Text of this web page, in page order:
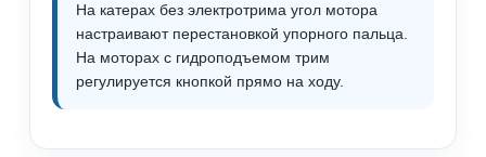
На катерах без электротрима угол мотора
настраивают перестановкой упорного пальца.
На моторах с гидроподъемом трим
регулируется кнопкой прямо на ходу.